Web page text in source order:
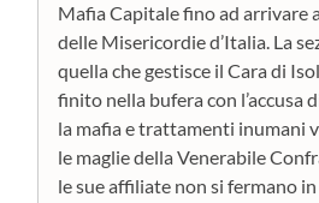
Mafia Capitale fino ad arrivare
delle Misericordie d’Italia. La
quella che gestisce il Cara di
finito nella bufera con l’accusa
la mafia e trattamenti inumani
le maglie della Venerabile
le sue affiliate non si fermano